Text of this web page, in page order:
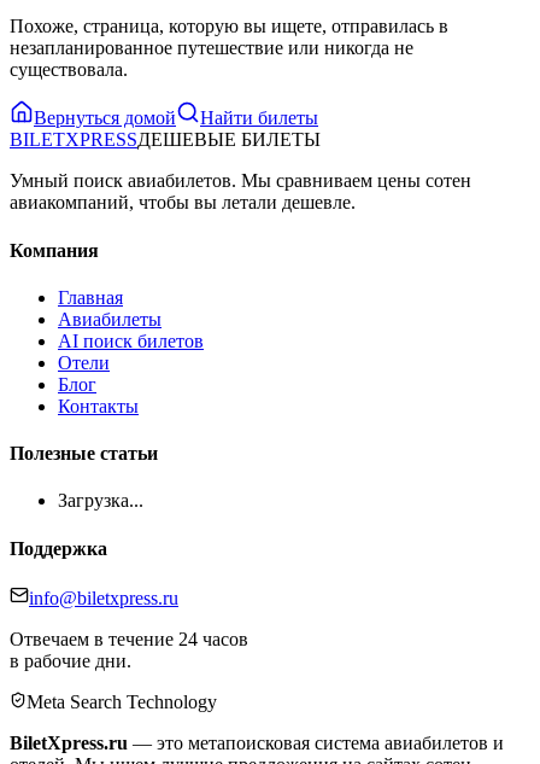
Похоже, страница, которую вы ищете, отправилась в
незапланированное путешествие или никогда не
существовала.
Вернуться домой
Найти билеты
BILETXPRESSДЕШЕВЫЕ БИЛЕТЫ
Умный поиск авиабилетов. Мы сравниваем цены сотен
авиакомпаний, чтобы вы летали дешевле.
Компания
Главная
Авиабилеты
AI поиск билетов
Отели
Блог
Контакты
Полезные статьи
Загрузка...
Поддержка
info@biletxpress.ru
Отвечаем в течение 24 часов
в рабочие дни.
Meta Search Technology
BiletXpress.ru — это метапоисковая система авиабилетов и